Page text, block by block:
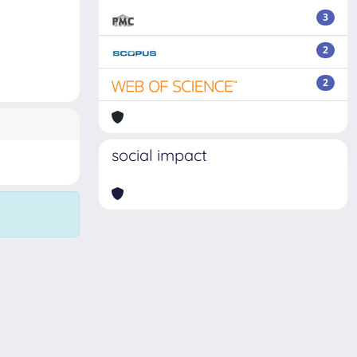
3
2
2
social impact